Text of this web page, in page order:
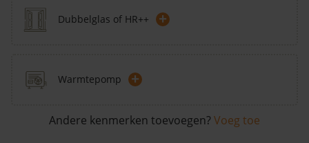
Dubbelglas of HR++ +
Warmtepomp +
Andere kenmerken toevoegen? Voeg toe